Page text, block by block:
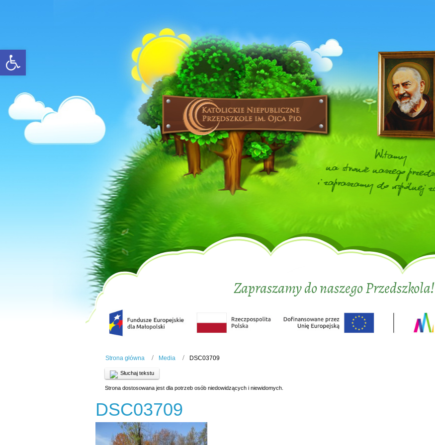
Open toolbar
Zapraszamy do naszego Przedszkola!
Strona główna Media DSC03709
Słuchaj tekstu
Strona dostosowana jest dla potrzeb osób niedowidzących i niewidomych.
DSC03709